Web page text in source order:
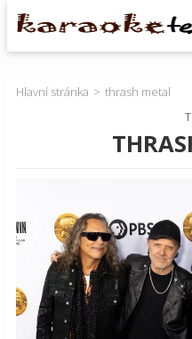
Hlavní stránka
thrash metal